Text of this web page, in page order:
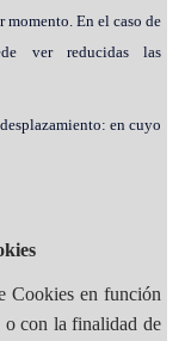
En el caso de
ver reducidas las
en cuyo
Cookies en función
o con la finalidad de